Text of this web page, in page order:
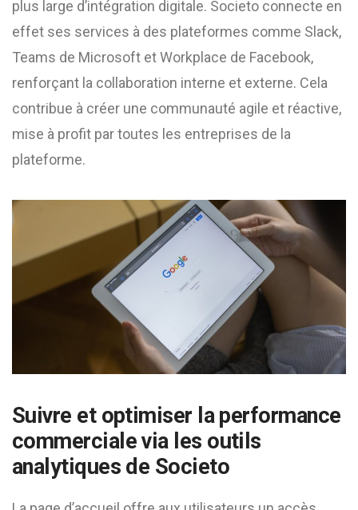
plus large d’intégration digitale. Societo connecte en
effet ses services à des plateformes comme Slack,
Teams de Microsoft et Workplace de Facebook,
renforçant la collaboration interne et externe. Cela
contribue à créer une communauté agile et réactive,
mise à profit par toutes les entreprises de la
plateforme.
Suivre et optimiser la performance
commerciale via les outils
analytiques de Societo